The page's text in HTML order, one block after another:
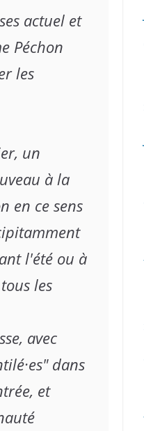
actuel et
Péchon
les
un
à la
en ce sens
l'été ou à
les
avec
dans
et